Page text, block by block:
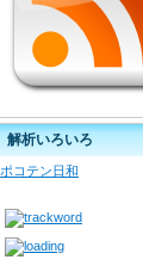
解析いろいろ
ポコテン日和